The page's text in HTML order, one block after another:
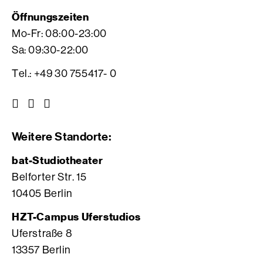
Öffnungszeiten
Mo-Fr: 08:00-23:00
Sa: 09:30-22:00
Tel.: +49 30 755417- 0
r
I
n
t
a
g
r
a
m
V
i
m
e
o
S
e
i
t
F
a
e
b
o
k
S
Weitere Standorte:
bat-Studiotheater
Belforter Str. 15
10405 Berlin
HZT-Campus Uferstudios
Uferstraße 8
13357 Berlin